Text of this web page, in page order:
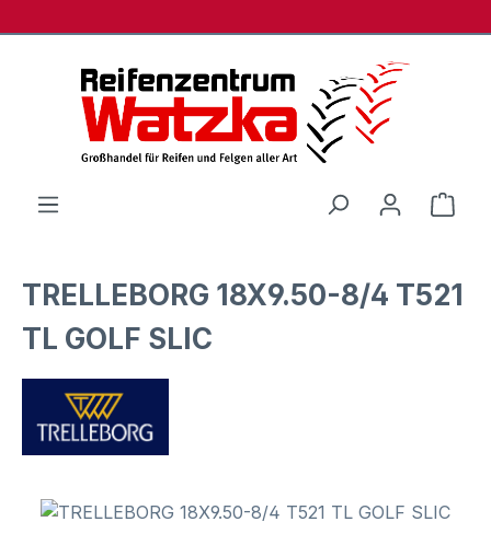
TRELLEBORG 18X9.50-8/4 T521
TL GOLF SLIC
Bildergalerie überspringen